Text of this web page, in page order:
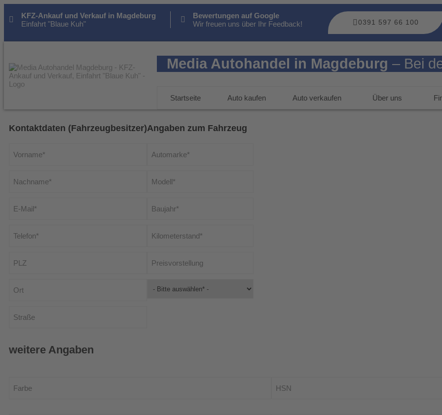
KFZ-Ankauf und Verkauf in Magdeburg
Einfahrt "Blaue Kuh"
Bewertungen auf Google
Wir freuen uns über Ihr Feedback!
0391 597 66 100
Media Autohandel in Magdeburg – Bei
Startseite Auto kaufen Auto verkaufen Über uns
Kontaktdaten (Fahrzeugbesitzer)Angaben zum Fahrzeug
weitere Angaben